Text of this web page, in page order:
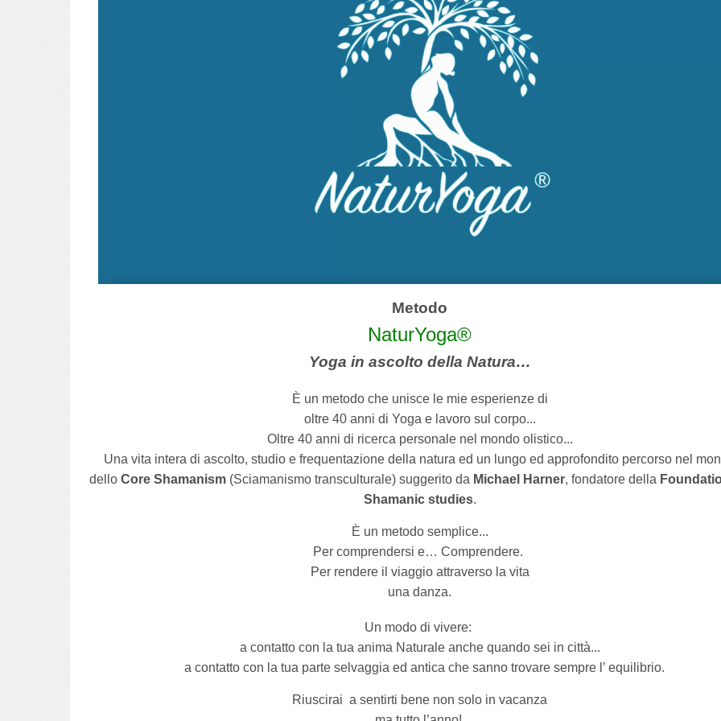
Metodo
NaturYoga®
Yoga in ascolto della Natura…
È un metodo che unisce le mie esperienze di
oltre 40 anni di Yoga e lavoro sul corpo...
Oltre 40 anni di ricerca personale nel mondo olistico...
Una vita intera di ascolto, studio e frequentazione della natura ed un lungo ed approfondito percorso nel
dello Core Shamanism(Sciamanismo transculturale) suggerito da Michael Harner, fondatore della
Shamanic studies.
È un metodo semplice...
Per comprendersi e… Comprendere.
Per rendere il viaggio attraverso la vita
una danza.
Un modo di vivere:
a contatto con la tua anima Naturale anche quando sei in città...
a contatto con la tua parte selvaggia ed antica che sanno trovare sempre l’ equilibrio.
Riuscirai a sentirti bene non solo in vacanza